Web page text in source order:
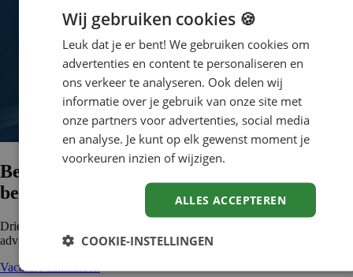
Benieuwd wat wij voor jou kunnen
betekenen met AI?
Driessen helpt je graag! Meld je vacature aan voor een vrijblijvend
advies, wij nemen binnen een werkdag contact met je op.
Vacature aanmelden
Wij gebruiken cookies 🍪
Leuk dat je er bent! We gebruiken cookies om
advertenties en content te personaliseren en
ons verkeer te analyseren. Ook delen wij
informatie over je gebruik van onze site met
onze partners voor advertenties, social media
en analyse. Je kunt op elk gewenst moment je
voorkeuren inzien of wijzigen.
ALLES ACCEPTEREN
COOKIE-INSTELLINGEN